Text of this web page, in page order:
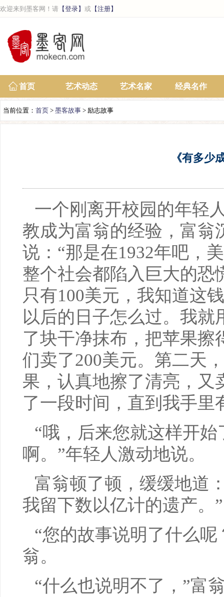
欢迎来到墨客网！请 【登录】 或 【注册】
首页 艺术动态 艺术名家 经典名作
当前位置： 首页 > 墨客故事 > 励志故事
《有多少
一个刚离开校园的年轻
教成为富翁的经验，富翁
说：“那是在1932年吧，
整个社会都陷入巨大的恐
只有100美元，我知道这
以后的日子怎么过。我就
了块干净抹布，把苹果擦
们卖了200美元。第二天
果，认真地擦了清亮，又
了一段时间，直到我手
“哦，后来您就这样开
啊。”年轻人激动地说。
富翁顿了顿，缓缓地道
我留下数以亿计的遗产。”
“您的故事说明了什么
翁。
“什么也说明不了，”富